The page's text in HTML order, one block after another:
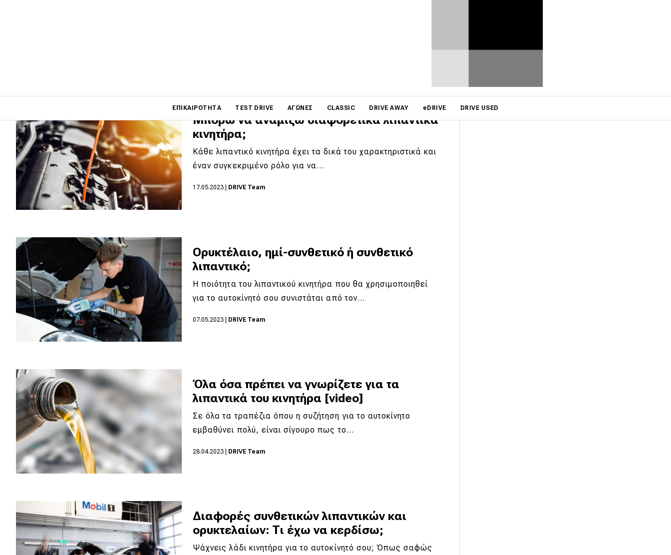
ΕΠΙΚΑΙΡΌΤΗΤΑ TEST DRIVE ΑΓΏΝΕΣ CLASSIC DRIVE AWAY eDRIVE DRIVE USED
Main navigation
Επικαιρότητα
Νέα μοντέλα
Πρωτότυπα
Κόσμος
Ασφάλεια
Αγορά
Απόψεις
Δοκιμή
Αποστολή
Συγκρίνουμε
Αγώνες
Formula 1
Motorsport
Eco
Μπορώ να αναμίξω διαφορετικά λιπαντικά
κινητήρα;
Κάθε λιπαντικό κινητήρα έχει τα δικά του χαρακτηριστικά και
έναν συγκεκριμένο ρόλο για να…
17.05.2023 DRIVE Team
Ορυκτέλαιο, ημί-συνθετικό ή συνθετικό
λιπαντικό;
Η ποιότητα του λιπαντικού κινητήρα που θα χρησιμοποιηθεί
για το αυτοκίνητό σου συνιστάται από τον…
07.05.2023 DRIVE Team
Όλα όσα πρέπει να γνωρίζετε για τα
λιπαντικά του κινητήρα [video]
Σε όλα τα τραπέζια όπου η συζήτηση για το αυτοκίνητο
εμβαθύνει πολύ, είναι σίγουρο πως το…
28.04.2023 DRIVE Team
Διαφορές συνθετικών λιπαντικών και
ορυκτελαίων: Τι έχω να κερδίσω;
Ψάχνεις λάδι κινητήρα για το αυτοκίνητό σου; Όπως σαφώς